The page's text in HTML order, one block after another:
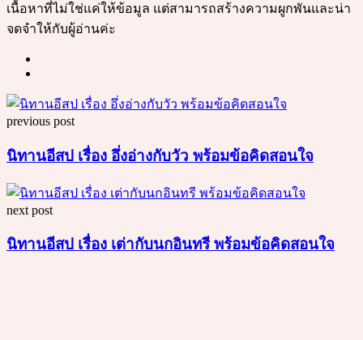
เนื้อหาที่ไม่ใช่แค่ให้ข้อมูล แต่สามารถสร้างความผูกพันและน่า
จดจำให้กับผู้อ่านค่ะ
Post
navigation
previous post
นิทานอีสป เรื่อง อึ่งอ่างกับวัว พร้อมข้อคิดสอนใจ
next post
นิทานอีสป เรื่อง เต่ากับนกอินทรี พร้อมข้อคิดสอนใจ